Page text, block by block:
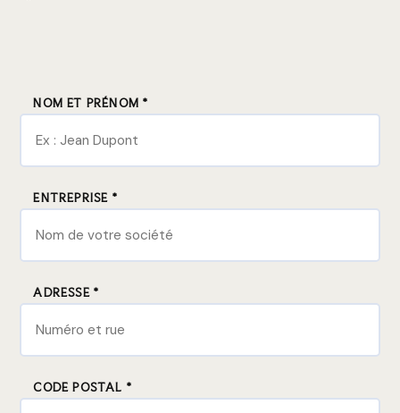
NOM ET PRÉNOM *
ENTREPRISE *
ADRESSE *
CODE POSTAL *